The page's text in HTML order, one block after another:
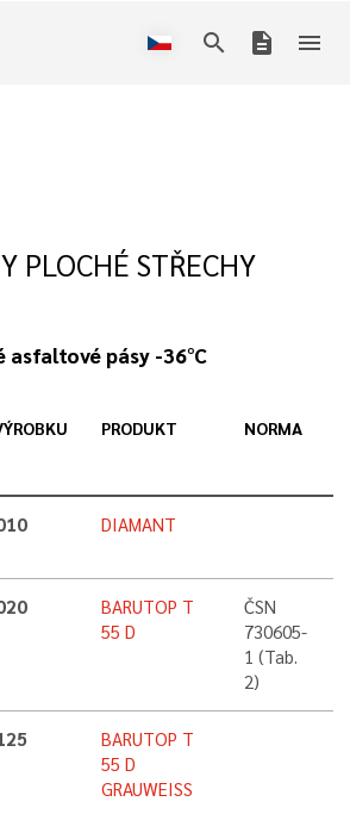
search description menu
PLOCHÉ STŘECHY
asfaltové pásy -36°C
PRODUKT NORMA
DIAMANT
BARUTOP T
55 D
ČSN
730605-
1 (Tab.
2)
BARUTOP T
55 D
GRAUWEISS